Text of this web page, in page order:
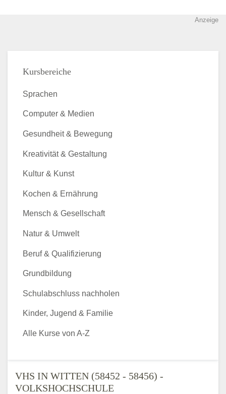
Anzeige
VHS IN WITTEN (58452 - 58456) -
VOLKSHOCHSCHULE
Kursbereiche
Sprachen
Computer & Medien
Gesundheit & Bewegung
Kreativität & Gestaltung
Kultur & Kunst
Kochen & Ernährung
Mensch & Gesellschaft
Natur & Umwelt
Beruf & Qualifizierung
Grundbildung
Schulabschluss nachholen
Kinder, Jugend & Familie
Alle Kurse von A-Z